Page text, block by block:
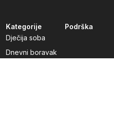
Kategorije
Dječija soba
Dnevni boravak
Podrška